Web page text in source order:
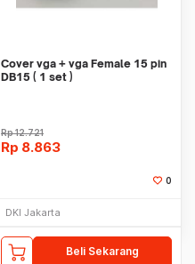
Cover vga + vga Female 15 pin
DB15 ( 1 set )
Rp12.721
Rp 8.863
0
DKI Jakarta
Beli Sekarang